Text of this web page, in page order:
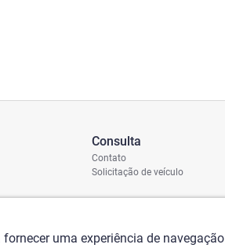
Consulta
Contato
Solicitação de veículo
uma experiência de navegação